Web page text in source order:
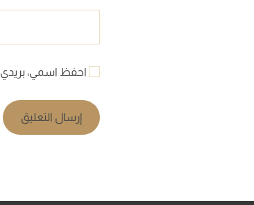
احفظ اسمي، بريدي
إرسال التعليق